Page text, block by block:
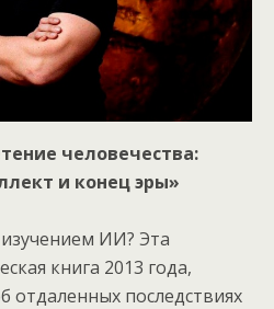
человечества:
и конец эры»
ИИ? Эта
книга 2013 года,
отдаленных последствиях